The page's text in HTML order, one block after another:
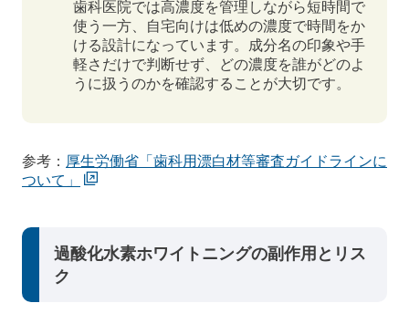
歯科医院では高濃度を管理しながら短時間で
使う一方、自宅向けは低めの濃度で時間をか
ける設計になっています。成分名の印象や手
軽さだけで判断せず、どの濃度を誰がどのよ
うに扱うのかを確認することが大切です。
参考： 厚生労働省「歯科用漂白材等審査ガイドラインに
ついて」
過酸化水素ホワイトニングの副作用とリス
ク